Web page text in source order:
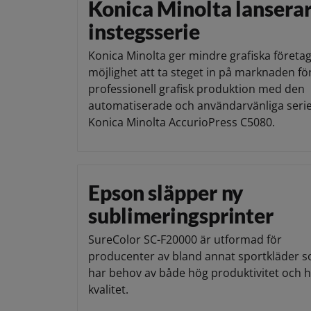
Konica Minolta
instegsserie
Konica Minolta ger mindre grafiska företag
möjlighet att ta steget in på marknaden
professionell grafisk produktion med den
automatiserade och användarvänliga
Konica Minolta AccurioPress C5080.
Epson släpper ny
sublimeringsprinter
SureColor SC-F20000 är utformad för
producenter av bland annat sportkläder
har behov av både hög produktivitet och
kvalitet.